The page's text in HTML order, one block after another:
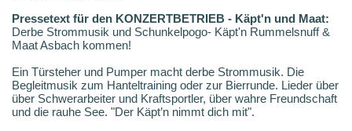
Pressetext für den KONZERTBETRIEB - Käpt'n und Maat:
Derbe Strommusik und Schunkelpogo- Käpt'n Rummelsnuff &
Maat Asbach kommen!
Ein Türsteher und Pumper macht derbe Strommusik. Die
Begleitmusik zum Hanteltraining oder zur Bierrunde. Lieder über
über Schwerarbeiter und Kraftsportler, über wahre Freundschaft
und die rauhe See. "Der Käpt’n nimmt dich mit".